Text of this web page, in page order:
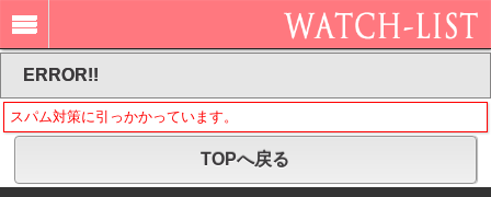
ERROR!!
スパム対策に引っかかっています。
TOPへ戻る